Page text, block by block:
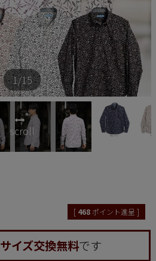
1/15
scroll
[ 468 ポイント進呈 ]
サイズ交換無料です